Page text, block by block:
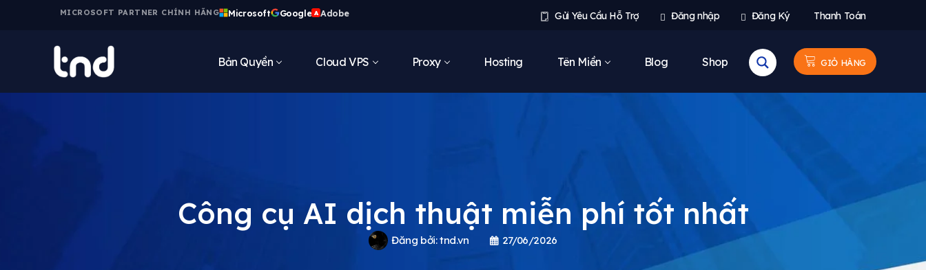
MICROSOFT PARTNER CHÍNH HÃNG Microsoft Google A Adobe Gửi Yêu Cầu Hỗ Trợ Đăng nhập Đăng Ký Thanh Toán
Bản Quyền Cloud VPS Proxy Hosting Tên Miền Blog Shop GIỎ HÀNG
Công cụ AI dịch thuật miễn phí tốt nhất
Đăng bởi:tnd.vn 27/06/2026